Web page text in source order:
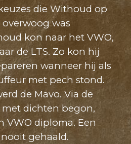
die Withoud op
overwoog was
kon naar het VWO,
de LTS. Zo kon hij
wanneer hij als
met pech stond.
de Mavo. Via de
met dichten begon,
VWO diploma. Een
gehaald.